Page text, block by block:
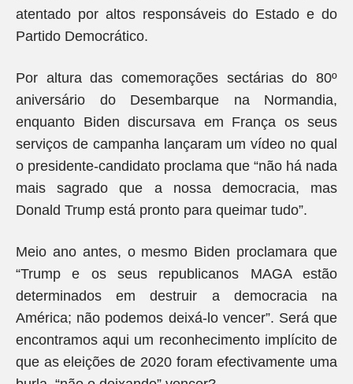
atentado por altos responsáveis do Estado e do
Partido Democrático.
Por altura das comemorações sectárias do 80º
aniversário do Desembarque na Normandia,
enquanto Biden discursava em França os seus
serviços de campanha lançaram um vídeo no qual
o presidente-candidato proclama que “não há nada
mais sagrado que a nossa democracia, mas
Donald Trump está pronto para queimar tudo”.
Meio ano antes, o mesmo Biden proclamara que
“Trump e os seus republicanos MAGA estão
determinados em destruir a democracia na
América; não podemos deixá-lo vencer”. Será que
encontramos aqui um reconhecimento implícito de
que as eleições de 2020 foram efectivamente uma